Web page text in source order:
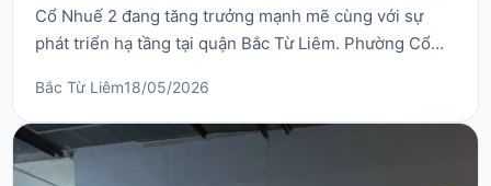
Cổ Nhuế 2 đang tăng trưởng mạnh mẽ cùng với sự
phát triển hạ tầng tại quận Bắc Từ Liêm. Phường Cổ
tập trung nhiều trường đại học lớn, các khu chung cư
và hệ thống ngõ ngách đan xen chằng chịt. Việc tự
vận chuyển đồ đạc tại đây luôn là một bài toán...
Bắc Từ Liêm18/05/2026